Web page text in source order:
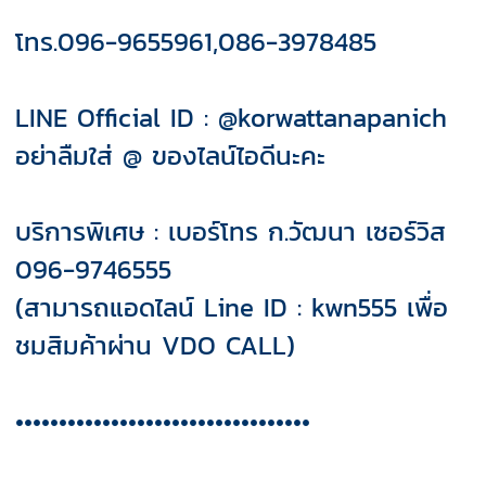
โทร.096-9655961,086-3978485
LINE Official ID : @korwattanapanich
อย่าลืมใส่ @ ของไลน์ไอดีนะคะ
บริการพิเศษ : เบอร์โทร ก.วัฒนา เซอร์วิส
096-9746555
(สามารถแอดไลน์ Line ID : kwn555 เพื่อ
ชมสิมค้าผ่าน VDO CALL)
••••••••••••••••••••••••••••••••••